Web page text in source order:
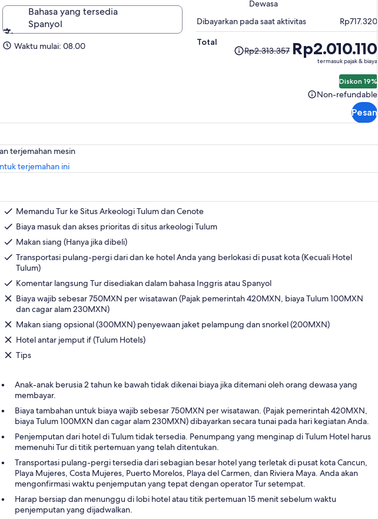
Bahasa yang tersedia
Spanyol
Waktu mulai: 08.00
Dewasa
Dibayarkan pada saat aktivitas
Rp717.320
Total
Harga
sebelumnya
adalah
Rp2.313.357 Rp2.010.110
termasuk pajak & biaya
Diskon 19%
Non-refundable
Non-
Pesan
terjemahan mesin
terjemahan iniBuka
di
Memandu Tur ke Situs Arkeologi Tulum dan Cenote
Biaya masuk dan akses prioritas di situs arkeologi Tulum
Makan siang (Hanya jika dibeli)
Transportasi pulang-pergi dari dan ke hotel Anda yang berlokasi di pusat kota (Kecuali Hotel
Tulum)
Komentar langsung Tur disediakan dalam bahasa Inggris atau Spanyol
Biaya wajib sebesar 750MXN per wisatawan (Pajak pemerintah 420MXN, biaya Tulum 100MXN
dan cagar alam 230MXN)
Makan siang opsional (300MXN) penyewaan jaket pelampung dan snorkel (200MXN)
Hotel antar jemput if (Tulum Hotels)
Tips
Anak-anak berusia 2 tahun ke bawah tidak dikenai biaya jika ditemani oleh orang dewasa yang
membayar.
Biaya tambahan untuk biaya wajib sebesar 750MXN per wisatawan. (Pajak pemerintah 420MXN,
biaya Tulum 100MXN dan cagar alam 230MXN) dibayarkan secara tunai pada hari kegiatan Anda.
Penjemputan dari hotel di Tulum tidak tersedia. Penumpang yang menginap di Tulum Hotel harus
memenuhi Tur di titik pertemuan yang telah ditentukan.
Transportasi pulang-pergi tersedia dari sebagian besar hotel yang terletak di pusat kota Cancun,
Playa Mujeres, Costa Mujeres, Puerto Morelos, Playa del Carmen, dan Riviera Maya. Anda akan
mengonfirmasi waktu penjemputan yang tepat dengan operator Tur setempat.
Harap bersiap dan menunggu di lobi hotel atau titik pertemuan 15 menit sebelum waktu
penjemputan yang dijadwalkan.